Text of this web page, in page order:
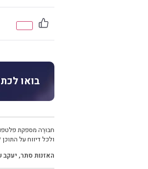
בואו
חבּוּרֶה מספקת
ולכל דיווח על התוכן
האזנות סתר, יעקב